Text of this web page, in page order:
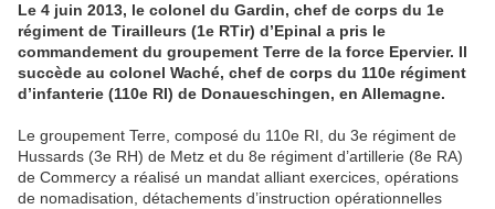
Le 4 juin 2013, le colonel du Gardin, chef de corps du 1e
régiment de Tirailleurs (1e RTir) d’Epinal a pris le
commandement du groupement Terre de la force Epervier. Il
succède au colonel Waché, chef de corps du 110e régiment
d’infanterie (110e RI) de Donaueschingen, en Allemagne.
Le groupement Terre, composé du 110e RI, du 3e régiment de
Hussards (3e RH) de Metz et du 8e régiment d’artillerie (8e RA)
de Commercy a réalisé un mandat alliant exercices, opérations
de nomadisation, détachements d’instruction opérationnelles